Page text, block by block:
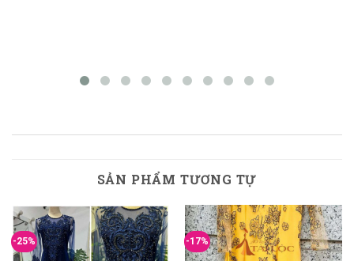
SẢN PHẨM TƯƠNG TỰ
-25% -17%